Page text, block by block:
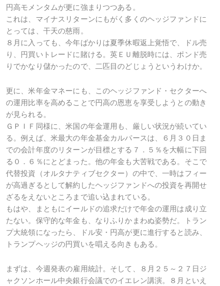
円高モメンタムが更に強まりつつある。
これは、マイナスリターンにもがく多くのヘッジファンドに
とっては、干天の慈雨。
８月に入っても、今年ばかりは夏季休暇返上覚悟で、ドル売
り、円買いトレードに賭ける。英ＥＵ離脱時には、ポンド売
りでかなり儲かったので、二匹目のどじょうというわけか。
更に、米年金マネーにも、このヘッジファンド・セクターへ
の運用比率を高めることで円高の恩恵を享受しようとの動き
が見られる。
ＧＰＩＦ同様に、米国の年金運用も、厳しい状況が続いてい
る。例えば、米最大の年金基金カルパースは、６月３０日ま
での会計年度のリターンが目標とする７．５％を大幅に下回
る０．６％にとどまった。他の年金も大苦戦である。そこで
代替投資（オルタナティブセクター）の中で、一時はフィー
が高過ぎるとして解約したヘッジファンドへの投資を再開せ
ざるをえないところまで追い込まれている。
もはや、まともにイールドの追求だけで年金の運用は成り立
たない。保守的な年金も、なりふりかまわぬ姿勢だ。トラン
プ大統領になったら、ドル安・円高が更に進行すると読み、
トランプヘッジの円買いを唱える向きもある。
まずは、今週発表の雇用統計。そして、８月２５～２７日ジ
ャクソンホール中央銀行会議でのイエレン講演。８月といえ